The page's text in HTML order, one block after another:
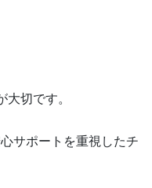
切です。
サポートを重視したチ